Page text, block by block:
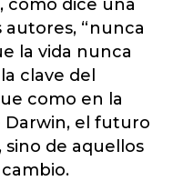
como dice una
“nunca
la vida nunca
clave del
como en la
Darwin, el futuro
sino de aquellos